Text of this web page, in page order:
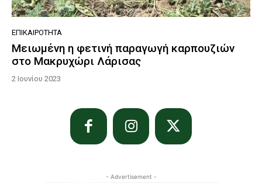
ΕΠΙΚΑΙΡΌΤΗΤΑ
Μειωμένη η φετινή παραγωγή καρπουζιών
στο Μακρυχώρι Λάρισας
2 Ιουνίου 2023
- Advertisement -